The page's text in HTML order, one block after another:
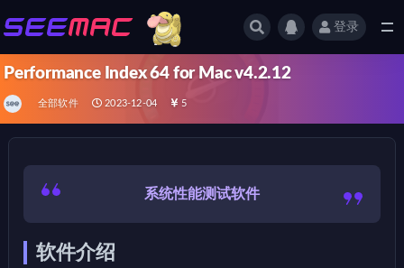
登录
Performance Index 64 for Mac v4.2.12
全部软件 2023-12-04 5
系统性能测试软件
软件介绍